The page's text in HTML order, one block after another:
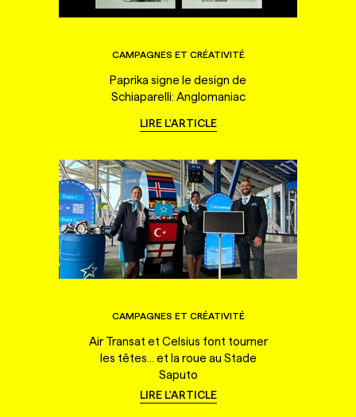
CAMPAGNES ET CRÉATIVITÉ
Paprika signe le design de
Schiaparelli: Anglomaniac
LIRE L'ARTICLE
CAMPAGNES ET CRÉATIVITÉ
Air Transat et Celsius font tourner
les têtes... et la roue au Stade
Saputo
LIRE L'ARTICLE